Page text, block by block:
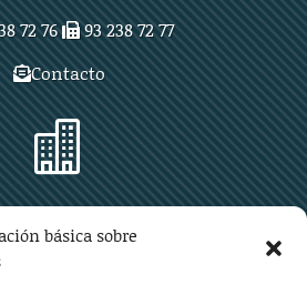
básica sobre
72 76
93 238 72 77
Contacto

planta 11ª, 50004 Zaragoza